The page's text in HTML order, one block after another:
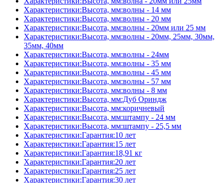
Характеристики:Высота, мм:волны - 14 мм
Характеристики:Высота, мм:волны - 20 мм
Характеристики:Высота, мм:волны - 20мм или 25 мм
Характеристики:Высота, мм:волны - 20мм, 25мм, 30мм,
35мм, 40мм
Характеристики:Высота, мм:волны - 24мм
Характеристики:Высота, мм:волны - 35 мм
Характеристики:Высота, мм:волны - 45 мм
Характеристики:Высота, мм:волны - 57 мм
Характеристики:Высота, мм:волны - 8 мм
Характеристики:Высота, мм:Дуб Ориндж
Характеристики:Высота, мм:коричневый
Характеристики:Высота, мм:штампу - 24 мм
Характеристики:Высота, мм:штампу - 25,5 мм
Характеристики:Гарантия:10 лет
Характеристики:Гарантия:15 лет
Характеристики:Гарантия:18,91 кг
Характеристики:Гарантия:20 лет
Характеристики:Гарантия:25 лет
Характеристики:Гарантия:30 лет